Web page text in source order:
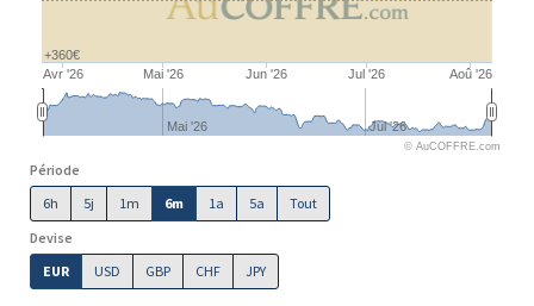
Avr '26 Mai '26 Jun '26 Jul '26 Aoû '26
Mai '26 Jul '26
+360€
© AuCOFFRE.com
Période
6h
5j 1m 6m 1a 5a
Tout
Devise
EUR
USD GBP CHF JPY